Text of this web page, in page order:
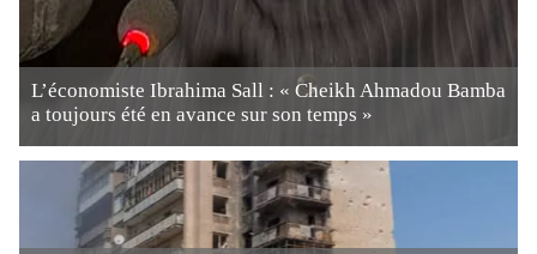
L’économiste Ibrahima Sall : « Cheikh Ahmadou Bamba
a toujours été en avance sur son temps »